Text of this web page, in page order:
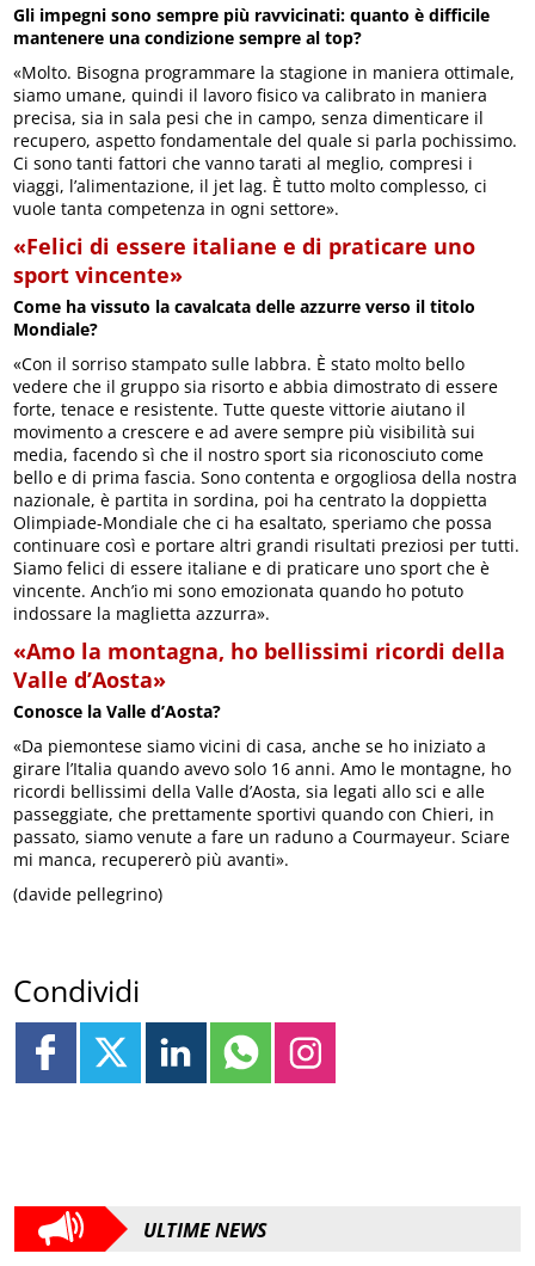
Gli impegni sono sempre più ravvicinati: quanto è difficile
mantenere una condizione sempre al top?
«Molto. Bisogna programmare la stagione in maniera ottimale,
siamo umane, quindi il lavoro fisico va calibrato in maniera
precisa, sia in sala pesi che in campo, senza dimenticare il
recupero, aspetto fondamentale del quale si parla pochissimo.
Ci sono tanti fattori che vanno tarati al meglio, compresi i
viaggi, l’alimentazione, il jet lag. È tutto molto complesso, ci
vuole tanta competenza in ogni settore».
«Felici di essere italiane e di praticare uno
sport vincente»
Come ha vissuto la cavalcata delle azzurre verso il titolo
Mondiale?
«Con il sorriso stampato sulle labbra. È stato molto bello
vedere che il gruppo sia risorto e abbia dimostrato di essere
forte, tenace e resistente. Tutte queste vittorie aiutano il
movimento a crescere e ad avere sempre più visibilità sui
media, facendo sì che il nostro sport sia riconosciuto come
bello e di prima fascia. Sono contenta e orgogliosa della nostra
nazionale, è partita in sordina, poi ha centrato la doppietta
Olimpiade-Mondiale che ci ha esaltato, speriamo che possa
continuare così e portare altri grandi risultati preziosi per tutti.
Siamo felici di essere italiane e di praticare uno sport che è
vincente. Anch’io mi sono emozionata quando ho potuto
indossare la maglietta azzurra».
«Amo la montagna, ho bellissimi ricordi della
Valle d’Aosta»
Conosce la Valle d’Aosta?
«Da piemontese siamo vicini di casa, anche se ho iniziato a
girare l’Italia quando avevo solo 16 anni. Amo le montagne, ho
ricordi bellissimi della Valle d’Aosta, sia legati allo sci e alle
passeggiate, che prettamente sportivi quando con Chieri, in
passato, siamo venute a fare un raduno a Courmayeur. Sciare
mi manca, recupererò più avanti».
(davide pellegrino)
Condividi
ULTIME NEWS